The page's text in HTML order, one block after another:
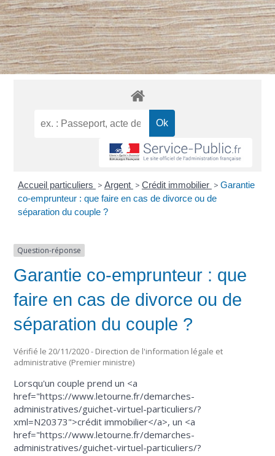
Accueil particuliers > Argent > Crédit immobilier > Garantie
co-emprunteur : que faire en cas de divorce ou de
séparation du couple ?
Question-réponse
Garantie co-emprunteur : que
faire en cas de divorce ou de
séparation du couple ?
Vérifié le 20/11/2020 - Direction de l'information légale et
administrative (Premier ministre)
Lorsqu'un couple prend un <a
href="https://www.letourne.fr/demarches-
administratives/guichet-virtuel-particuliers/?
xml=N20373">crédit immobilier</a>, un <a
href="https://www.letourne.fr/demarches-
administratives/guichet-virtuel-particuliers/?